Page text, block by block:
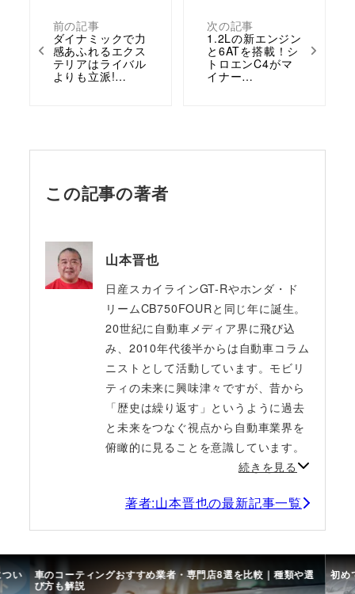
前の記事
ダイナミックで力
感あふれるエクス
テリアはライバル
よりも立派!…
次の記事
1.2Lの新エンジン
と6ATを搭載！シ
トロエンC4がマ
イナー…
この記事の著者
山本晋也
日産スカイラインGT-Rやホンダ・ド
リームCB750FOURと同じ年に誕生。
20世紀に自動車メディア界に飛び込
み、2010年代後半からは自動車コラム
ニストとして活動しています。モビリ
ティの未来に興味津々ですが、昔から
「歴史は繰り返す」というように過去
と未来をつなぐ視点から自動車業界を
俯瞰的に見ることを意識しています。
続きを見る
著者:山本晋也の最新記事一覧
い 車のコーティングおすすめ業者・専門店8選を比較｜種類や選
び方も解説
初め